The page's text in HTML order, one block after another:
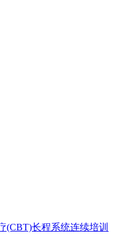
(CBT)长程系统连续培训